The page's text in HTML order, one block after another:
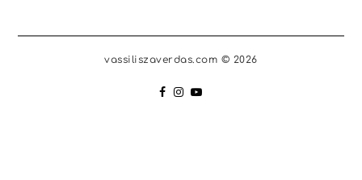
vassiliszaverdas.com © 2026